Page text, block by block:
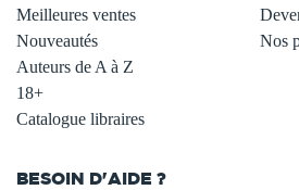
Meilleures ventes
Nouveautés
Auteurs de A à Z
18+
Catalogue libraires
Nos
BESOIN D'AIDE ?